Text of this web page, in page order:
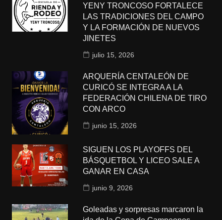
YENY TRONCOSO FORTALECE
LAS TRADICIONES DEL CAMPO
Y LA FORMACIÓN DE NUEVOS
JINETES
julio 15, 2026
ARQUERÍA CENTALEÓN DE
CURICÓ SE INTEGRA A LA
FEDERACIÓN CHILENA DE TIRO
CON ARCO
junio 15, 2026
SIGUEN LOS PLAYOFFS DEL
BÁSQUETBOL Y LICEO SALE A
GANAR EN CASA
junio 9, 2026
Goleadas y sorpresas marcaron la